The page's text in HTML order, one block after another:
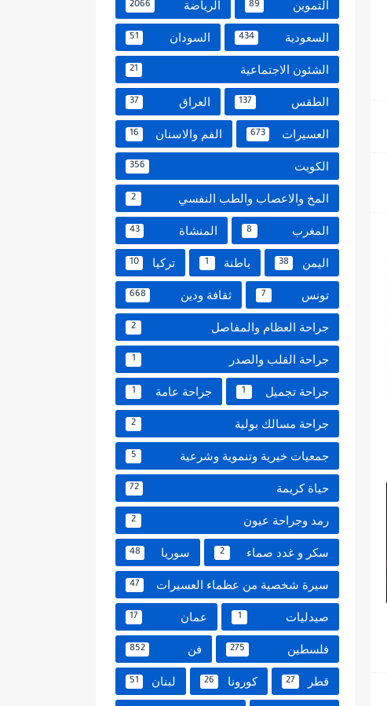
التموين 89 الرياضة 2066
السعودية 434 السودان 51
الشئون الاجتماعية 21
الطقس 137 العراق 37
العسيرات 673 الفم والاسنان 16
الكويت 356
المخ والاعصاب والطب النفسي 2
المغرب 8 المنشاة 43
اليمن 38 باطنة 1 تركيا 10
تونس 7 ثقافة ودين 668
جراحة العظام والمفاصل 2
جراحة القلب والصدر 1
جراحة تجميل 1 جراحة عامة 1
جراحة مسالك بولية 2
جمعيات خيرية وتنموية وشرعية 5
حياة كريمة 72
رمد وجراحة عيون 2
سكر و غدد صماء 2 سوريا 48
سيرة شخصية من عظماء العسيرات 47
صيدليات 1 عمان 17
فلسطين 275 فن 852
قطر 27 كورونا 26 لبنان 51